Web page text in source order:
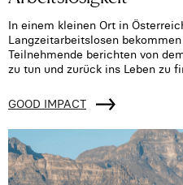
In einem kleinen Ort in
Langzeitarbeitslosen
Teilnehmende berichten von
zu tun und zurück ins Leben zu
GOOD IMPACT